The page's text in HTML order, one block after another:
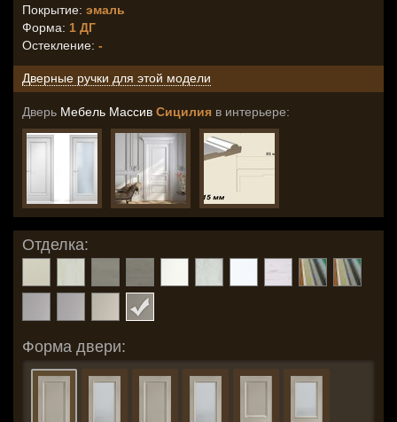
Покрытие: эмаль
Форма: 1 ДГ
Остекление: -
Дверные ручки для этой модели
Дверь Мебель Массив Сицилия в интерьере:
Отделка:
Форма двери: